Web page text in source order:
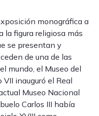
monográfica a
la figura religiosa más
se presentan y
de una de las
mundo, el Museo del
inauguró el Real
Museo Nacional
Carlos III había